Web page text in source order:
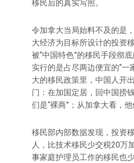
移民后的真实写照。
令加拿大当局始料不及的是
大经济为目标所设计的投资
被“中国特色”的移民手段彻
实行的是占尽两边便宜的“一
大的移民政策里，中国人开
门：在加国定居，回中国捞
们是“裸商”；从加拿大看，他
移民部内部数据发现，投资
人，比技术移民少交税20万
事家庭护理员工作的移民也